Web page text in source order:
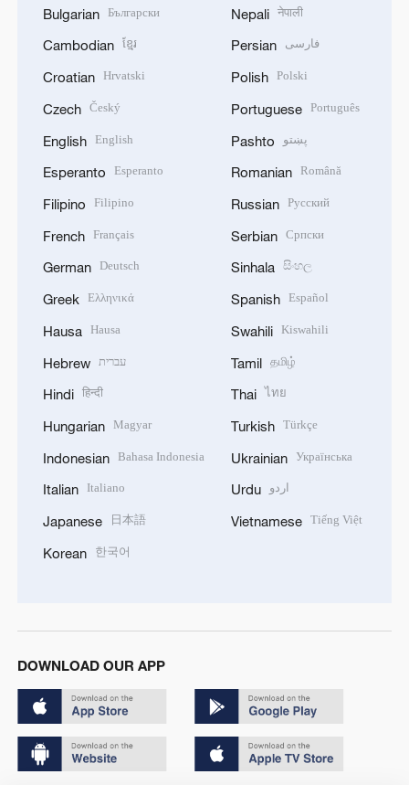
Bulgarian Български
Cambodian ខ្មែរ
Croatian Hrvatski
Czech Český
English English
Esperanto Esperanto
Filipino Filipino
French Français
German Deutsch
Greek Ελληνικά
Hausa Hausa
Hebrew עברית
Hindi हिन्दी
Hungarian Magyar
Indonesian Bahasa Indonesia
Italian Italiano
Japanese 日本語
Korean 한국어
Nepali नेपाली
Persian فارسی
Polish Polski
Portuguese Português
Pashto پښتو
Romanian Română
Russian Русский
Serbian Српски
Sinhala සිංහල
Spanish Español
Swahili Kiswahili
Tamil தமிழ்
Thai ไทย
Turkish Türkçe
Ukrainian Українська
Urdu اردو
Vietnamese Tiếng Việt
DOWNLOAD OUR APP